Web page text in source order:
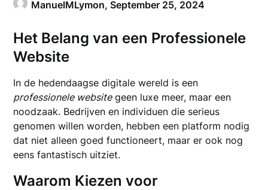
ManuelMLymon,September 25, 2024
Het Belang van een Professionele
Website
In de hedendaagse digitale wereld is een
professionele websitegeen luxe meer, maar een
noodzaak. Bedrijven en individuen die serieus
genomen willen worden, hebben een platform nodig
dat niet alleen goed functioneert, maar er ook nog
eens fantastisch uitziet.
Waarom Kiezen voor